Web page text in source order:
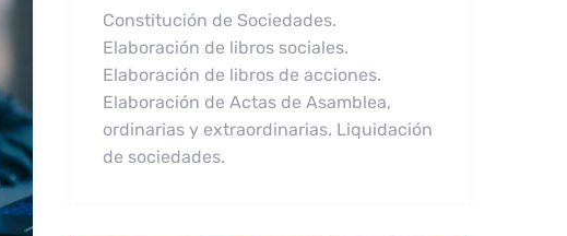
Constitución de Sociedades.
Elaboración de libros sociales.
Elaboración de libros de acciones.
Elaboración de Actas de Asamblea,
ordinarias y extraordinarias. Liquidación
de sociedades.